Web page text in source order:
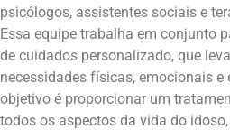
psicólogos, assistentes sociais e
Essa equipe trabalha em conjunto
de cuidados personalizado, que
necessidades físicas, emocionais e
objetivo é proporcionar um
todos os aspectos da vida do